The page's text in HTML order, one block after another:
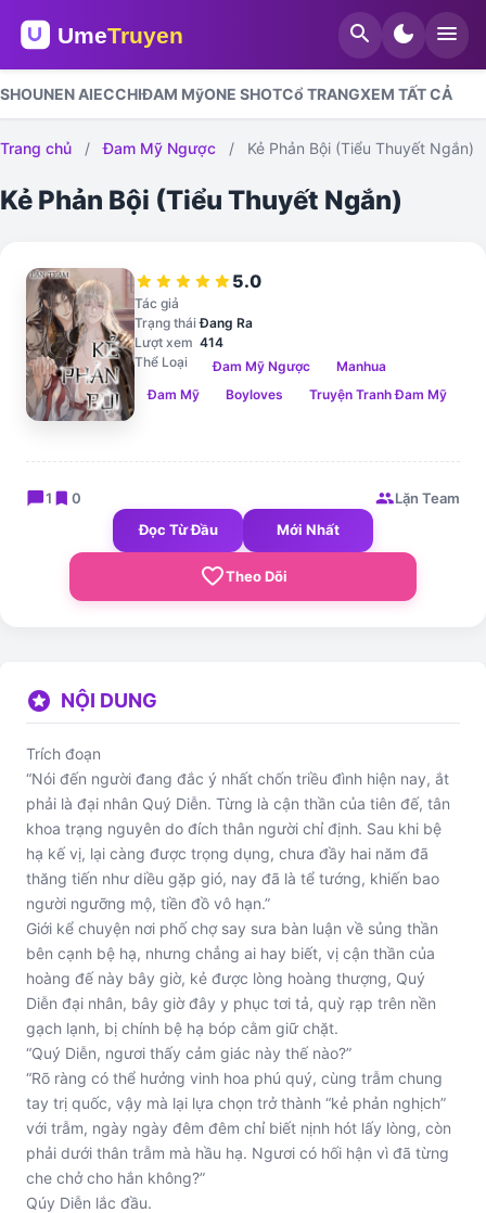
search dark_mode menu
SHOUNEN AIECCHIĐAM MỹONE SHOTCổ TRANGXEM TẤT CẢ
Trang chủ / Đam Mỹ Ngược / Kẻ Phản Bội (Tiểu Thuyết Ngắn)
Kẻ Phản Bội (Tiểu Thuyết Ngắn)
star star star star star 5.0
Tác giả
Trạng thái Đang Ra
Lượt xem 414
Thể Loại
Đam Mỹ Ngược
Manhua
Đam Mỹ
Boyloves Truyện Tranh Đam Mỹ
chat_bubble1 bookmark 0 groupLặn Team
Đọc Từ Đầu
Mới Nhất
favorite_borderTheo Dõi
stars NỘI DUNG
Trích đoạn
“Nói đến người đang đắc ý nhất chốn triều đình hiện nay, ắt
phải là đại nhân Quý Diễn. Từng là cận thần của tiên đế, tân
khoa trạng nguyên do đích thân người chỉ định. Sau khi bệ
hạ kế vị, lại càng được trọng dụng, chưa đầy hai năm đã
thăng tiến như diều gặp gió, nay đã là tể tướng, khiến bao
người ngưỡng mộ, tiền đồ vô hạn.”
Giới kể chuyện nơi phố chợ say sưa bàn luận về sủng thần
bên cạnh bệ hạ, nhưng chẳng ai hay biết, vị cận thần của
hoàng đế này bây giờ, kẻ được lòng hoàng thượng, Quý
Diễn đại nhân, bây giờ đây y phục tơi tả, quỳ rạp trên nền
gạch lạnh, bị chính bệ hạ bóp cằm giữ chặt.
“Quý Diễn, ngươi thấy cảm giác này thế nào?”
“Rõ ràng có thể hưởng vinh hoa phú quý, cùng trẫm chung
tay trị quốc, vậy mà lại lựa chọn trở thành “kẻ phản nghịch”
với trẫm, ngày ngày đêm đêm chỉ biết nịnh hót lấy lòng, còn
phải dưới thân trẫm mà hầu hạ. Ngươi có hối hận vì đã từng
che chở cho hắn không?”
Qúy Diễn lắc đầu.